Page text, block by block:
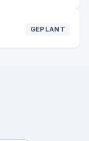
GEPLANT